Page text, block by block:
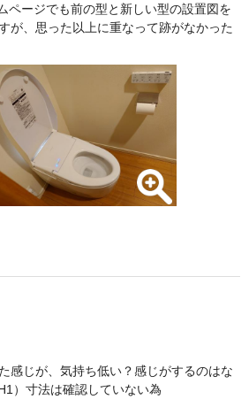
ページでも前の型と新しい型の設置図を
が、思った以上に重なって跡がなかった
感じが、気持ち低い？感じがするのはな
）寸法は確認していない為